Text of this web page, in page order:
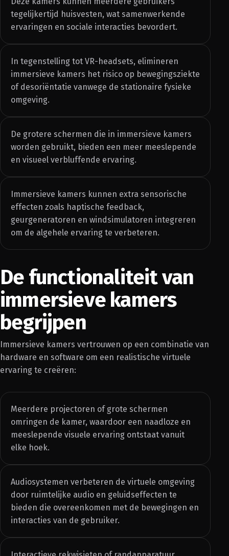
tegelijkertijd huisvesten, wat samenwerkende
ervaringen en sociale interacties bevordert.
In tegenstelling tot VR-headsets, elimineren
immersieve kamers het risico op bewegingsziekte
of desoriëntatie vanwege de stationaire fysieke
omgeving.
De grotere schermen die in immersieve kamers
worden gebruikt, bieden een meer meeslepende
en visueel verbluffende ervaring.
Immersieve kamers kunnen extra sensorische
effecten zoals haptische feedback,
geurgeneratoren en windsimulatoren integreren
om de algehele ervaring te verbeteren.
De functionaliteit van
immersieve kamers
begrijpen
Immersieve kamers vertrouwen op een combinatie van
hardware en software om een realistische virtuele
ervaring te creëren:
Meerdere projectoren of grote schermen
omringen de kamer, waardoor een naadloze en
meeslepende visuele ervaring ontstaat vanuit
elke hoek.
Audiosystemen verbeteren de virtuele omgeving
door ruimtelijke audio en geluidseffecten te
bieden die overeenkomen met de bewegingen en
interacties van de gebruiker.